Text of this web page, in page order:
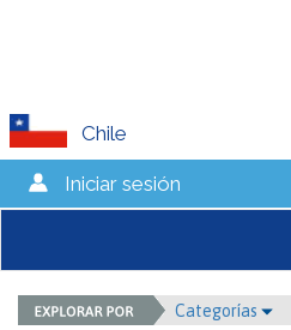
Chile
Iniciar sesión
Categorías